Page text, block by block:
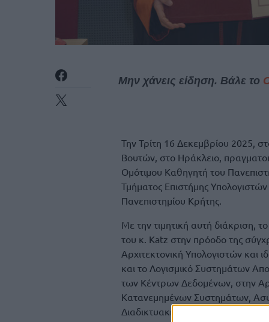
Μην χάνεις είδηση. Βάλε το
Την Τρίτη 16 Δεκεμβρίου 2025,
Βουτών, στο Ηράκλειο,
Ομότιμου Καθηγητή του
Τμήματος Επιστήμης
Πανεπιστημίου Κρήτης.
Με την τιμητική αυτή διάκριση,
του κ. Katz στην πρόοδο της
Αρχιτεκτονική Υπολογιστών και
και το Λογισμικό Συστημάτων
των Κέντρων Δεδομένων, στην
Κατανεμημένων Συστημάτων,
Διαδικτυακής/πλανητικής